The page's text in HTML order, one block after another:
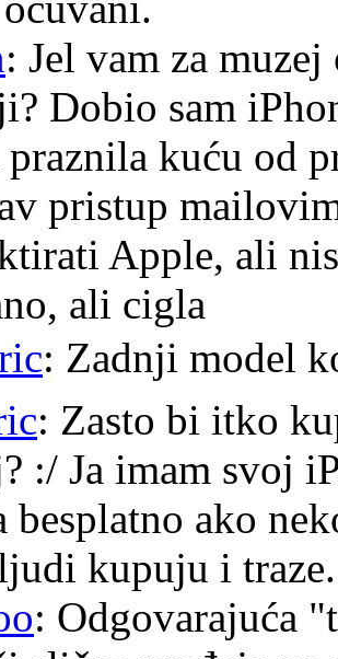
: Jel vam za
Dobio sam
praznila kuću od
pristup
Apple, ali
ali cigla
: Zadnji model
: Zasto bi itko
:/ Ja imam svoj
besplatno ako
kupuju i traze.
: Odgovarajuća